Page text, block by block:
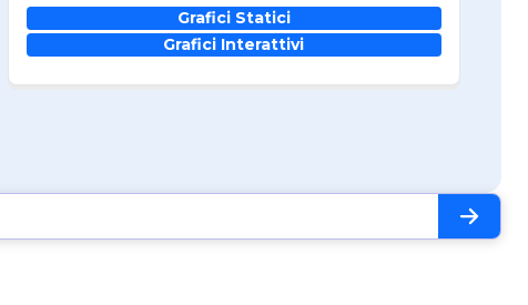
Grafici Statici
Grafici Interattivi